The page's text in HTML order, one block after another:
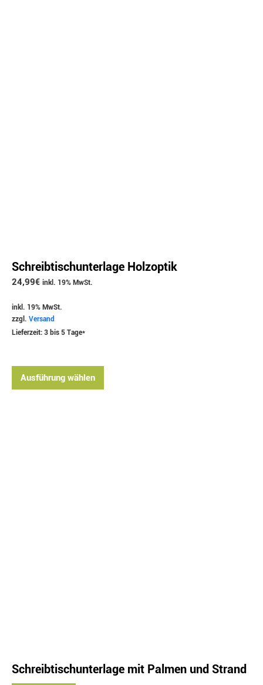
Schreibtischunterlage Holzoptik
24,99€ inkl. 19% MwSt.
inkl. 19% MwSt.
zzgl. Versand
Lieferzeit: 3 bis 5 Tage*
Ausführung wählen
Schreibtischunterlage mit Palmen und Strand